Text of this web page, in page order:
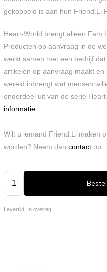
gekoppeld is aan hun Friend.Li
Heart-World brengt alleen
Producten op aanvraag in de
werkt samen met een bedrijf
artikelen op aanvraag maakt en
wereld inbrengt wat mensen
onderdeel uit van de serie
informatie
Wilt u iemand Friend.Li maken
worden? Neem dancontact op.
Levertijd: In overleg